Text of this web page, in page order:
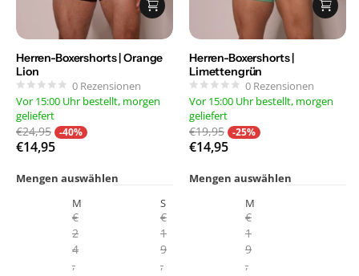
Herren-Boxershorts | Orange
Lion
0 Rezensionen
Vor 15:00 Uhr bestellt, morgen
geliefert
€24,95 -40%
€14,95
Mengen auswählen
M
€
2
4
,
Herren-Boxershorts |
Limettengrün
0 Rezensionen
Vor 15:00 Uhr bestellt, morgen
geliefert
€19,95 -25%
€14,95
Mengen auswählen
S
€
1
9
,
M
€
1
9
,